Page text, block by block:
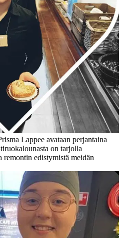
Lappee avataan perjantaina
on tarjolla
remontin edistymistä meidän